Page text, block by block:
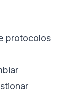
protocolos